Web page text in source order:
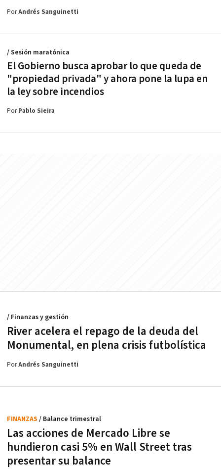
PorAndrés Sanguinetti
El Gobierno busca aprobar lo que queda de
"propiedad privada" y ahora pone la lupa en
la ley sobre incendios
/ Sesión maratónica
PorPablo Sieira
River acelera el repago de la deuda del
Monumental, en plena crisis futbolística
/ Finanzas y gestión
PorAndrés Sanguinetti
Las acciones de Mercado Libre se
hundieron casi 5% en Wall Street tras
presentar su balance
FINANZAS / Balance trimestral